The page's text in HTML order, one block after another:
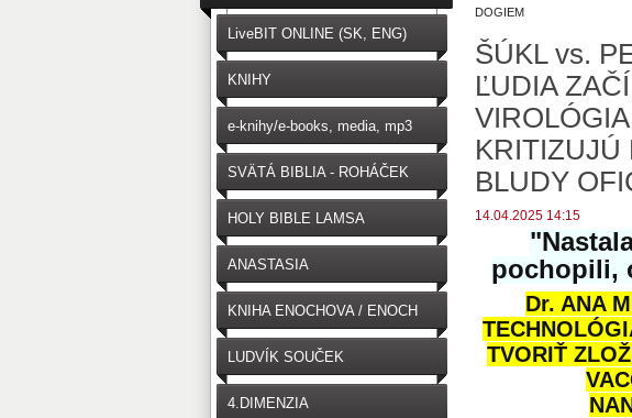
DOGIEM
ŠÚKL vs.
ĽUDIA
KRITIZUJÚ
BLUDY
14.04.2025 14:15
pochopili,
Dr. ANA
TVORIŤ
LiveBIT ONLINE (SK, ENG)
KNIHY
e-knihy/e-books, media, mp3
SVÄTÁ BIBLIA - ROHÁČEK
(SK)
HOLY BIBLE LAMSA
(ENGLISH)
ANASTASIA
KNIHA ENOCHOVA / ENOCH
LUDVÍK SOUČEK
4.DIMENZIA